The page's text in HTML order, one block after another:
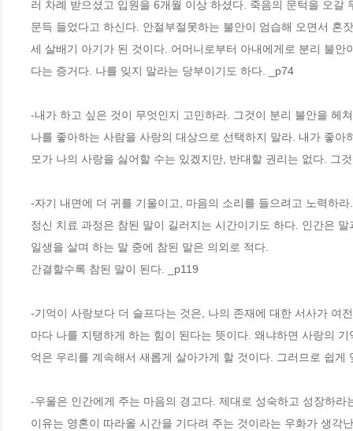
러 차례 받으셨고 입원을 6개월 이상 하셨다. 죽음의 문턱을 오
문득 들었다고 하신다. 안절부절못하는 불안이 엄습해 오면서 혼
세 살배기 아기가 된 것이다. 어머니로부터 아내에게로 분리 불
다는 증거다. 나를 잊지 말라는 당부이기도 하다. _p74
-내가 하고 싶은 것이 무엇인지 고민하라. 그것이 분리 불안을 헤
나를 좋아하는 사람을 사랑의 대상으로 선택하지 말라. 내가 좋
모가 나의 사랑을 싫어할 수는 있겠지만, 반대할 권리는 없다. 그
-자기 내면에 더 귀를 기울이고, 마음의 소리를 들으려고 노력하
정신 치료 과정은 참된 말이 길러지는 시간이기도 하다. 인간은
일생을 살며 하는 말 중에 참된 말은 의외로 적다.
간결할수록 참된 말이 된다. _p119
-기억이 사랑보다 더 슬프다는 것은, 나의 존재에 대한 서사가 여
마다 나를 지탱하게 하는 힘이 된다는 뜻이다. 왜냐하면 사랑의
억은 우리를 계속해서 새롭게 살아가게 할 것이다. 그러므로 쉽
-우울은 인간에게 주는 마음의 경고다. 제대로 성숙하고 성장하
이유는 영혼이 따라올 시간을 기다려 주는 것이라는 우화가 생각